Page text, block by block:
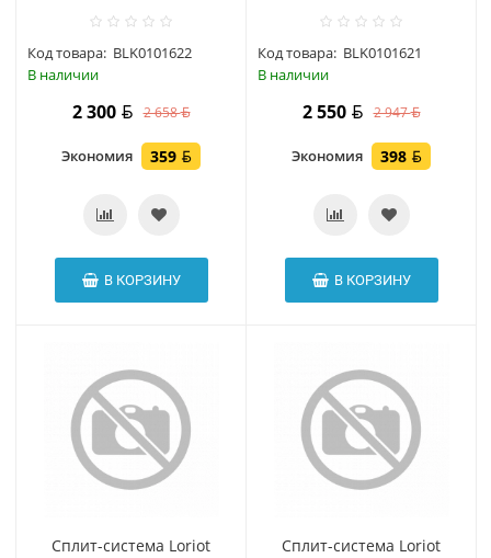
Код товара: BLK0101622
В наличии
2 300 2 658
Экономия 359
В КОРЗИНУ
Код товара: BLK0101621
В наличии
2 550 2 947
Экономия 398
В КОРЗИНУ
Сплит-система Loriot
Сплит-система Loriot